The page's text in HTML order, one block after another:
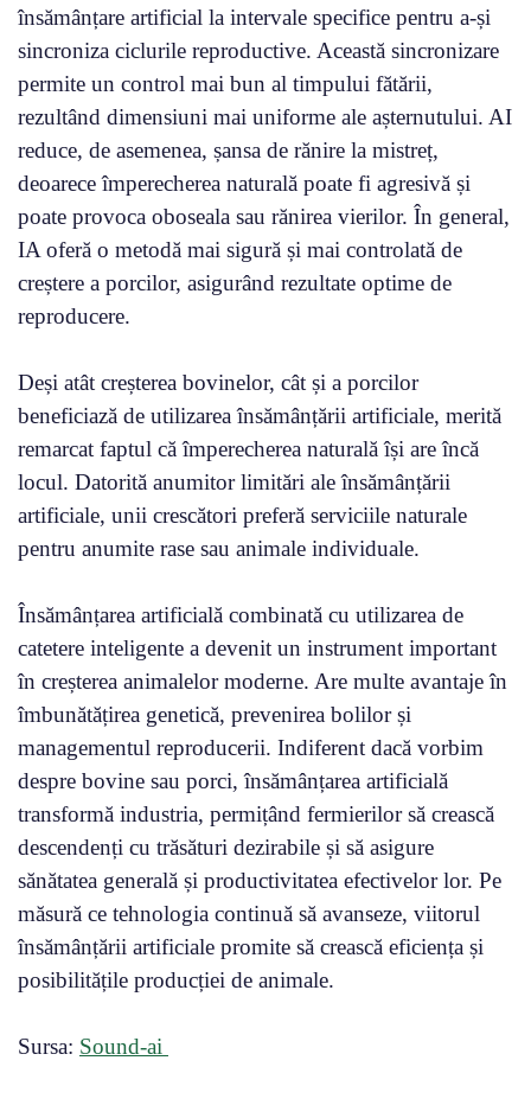
însămânțare artificial la intervale specifice pentru a-și
sincroniza ciclurile reproductive. Această sincronizare
permite un control mai bun al timpului fătării,
rezultând dimensiuni mai uniforme ale așternutului. AI
reduce, de asemenea, șansa de rănire la mistreț,
deoarece împerecherea naturală poate fi agresivă și
poate provoca oboseala sau rănirea vierilor. În general,
IA oferă o metodă mai sigură și mai controlată de
creștere a porcilor, asigurând rezultate optime de
reproducere.
Deși atât creșterea bovinelor, cât și a porcilor
beneficiază de utilizarea însămânțării artificiale, merită
remarcat faptul că împerecherea naturală își are încă
locul. Datorită anumitor limitări ale însămânțării
artificiale, unii crescători preferă serviciile naturale
pentru anumite rase sau animale individuale.
Însămânțarea artificială combinată cu utilizarea de
catetere inteligente a devenit un instrument important
în creșterea animalelor moderne. Are multe avantaje în
îmbunătățirea genetică, prevenirea bolilor și
managementul reproducerii. Indiferent dacă vorbim
despre bovine sau porci, însămânțarea artificială
transformă industria, permițând fermierilor să crească
descendenți cu trăsături dezirabile și să asigure
sănătatea generală și productivitatea efectivelor lor. Pe
măsură ce tehnologia continuă să avanseze, viitorul
însămânțării artificiale promite să crească eficiența și
posibilitățile producției de animale.
Sursa: Sound-ai